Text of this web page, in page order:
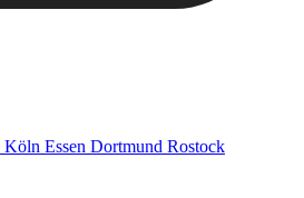
Köln Essen Dortmund Rostock